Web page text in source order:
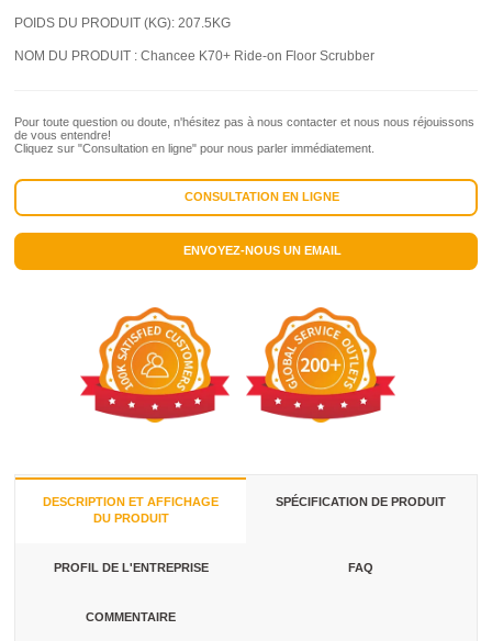
POIDS DU PRODUIT (KG):207.5KG
NOM DU PRODUIT :Chancee K70+ Ride-on Floor Scrubber
Pour toute question ou doute, n'hésitez pas à nous contacter et nous nous réjouissons
de vous entendre!
Cliquez sur "Consultation en ligne" pour nous parler immédiatement.
CONSULTATION EN LIGNE
ENVOYEZ-NOUS UN EMAIL
DESCRIPTION ET AFFICHAGE
DU PRODUIT
SPÉCIFICATION DE PRODUIT
PROFIL DE L'ENTREPRISE FAQ
COMMENTAIRE